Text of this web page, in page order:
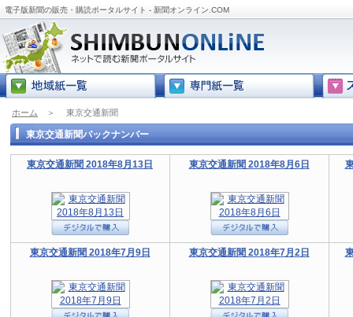
電子版新聞の販売・購読ポータルサイト - 新聞オンライン.COM
ホーム ＞ 東京交通新聞
東京交通新聞バックナンバー
東京交通新聞 2018年8月13日 東京交通新聞 2018年8月6日
東京交通新聞 2018年7月9日 東京交通新聞 2018年7月2日